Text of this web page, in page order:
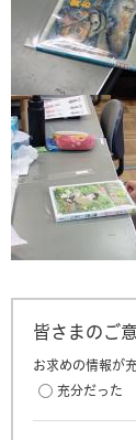
皆さまのご
お求めの情報が
充分だった